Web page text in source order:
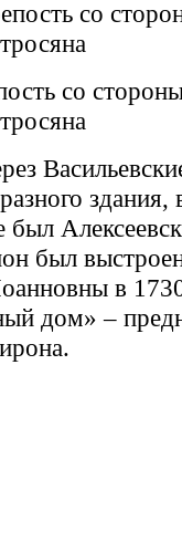
со
здания,
был
в
дом» –